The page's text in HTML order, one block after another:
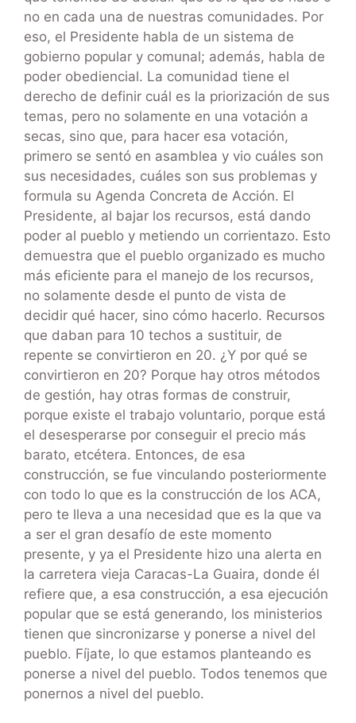
no en cada una de nuestras comunidades. Por
eso, el Presidente habla de un sistema de
gobierno popular y comunal; además, habla de
poder obediencial. La comunidad tiene el
derecho de definir cuál es la priorización de sus
temas, pero no solamente en una votación a
secas, sino que, para hacer esa votación,
primero se sentó en asamblea y vio cuáles son
sus necesidades, cuáles son sus problemas y
formula su Agenda Concreta de Acción. El
Presidente, al bajar los recursos, está dando
poder al pueblo y metiendo un corrientazo. Esto
demuestra que el pueblo organizado es mucho
más eficiente para el manejo de los recursos,
no solamente desde el punto de vista de
decidir qué hacer, sino cómo hacerlo. Recursos
que daban para 10 techos a sustituir, de
repente se convirtieron en 20. ¿Y por qué se
convirtieron en 20? Porque hay otros métodos
de gestión, hay otras formas de construir,
porque existe el trabajo voluntario, porque está
el desesperarse por conseguir el precio más
barato, etcétera. Entonces, de esa
construcción, se fue vinculando posteriormente
con todo lo que es la construcción de los ACA,
pero te lleva a una necesidad que es la que va
a ser el gran desafío de este momento
presente, y ya el Presidente hizo una alerta en
la carretera vieja Caracas-La Guaira, donde él
refiere que, a esa construcción, a esa ejecución
popular que se está generando, los ministerios
tienen que sincronizarse y ponerse a nivel del
pueblo. Fíjate, lo que estamos planteando es
ponerse a nivel del pueblo. Todos tenemos que
ponernos a nivel del pueblo.